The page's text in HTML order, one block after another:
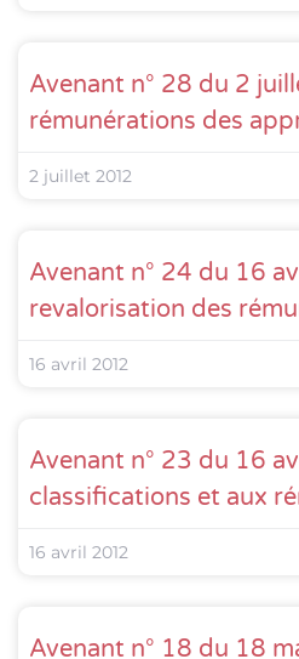
Avenant n° 28 du 2
rémunérations des
2 juillet 2012
Avenant n° 24 du 16
revalorisation des
16 avril 2012
Avenant n° 23 du 16
classifications et aux
16 avril 2012
Avenant n° 18 du 18